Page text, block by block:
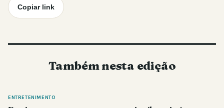
Copiar link
Também nesta edição
ENTRETENIMENTO